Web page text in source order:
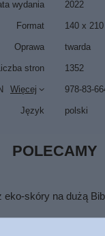
wydania 2022
Format 140 x
Oprawa twarda
stron 1352
Więcej 978-83-
Język polski
POLECAMY
eko-skóry na dużą